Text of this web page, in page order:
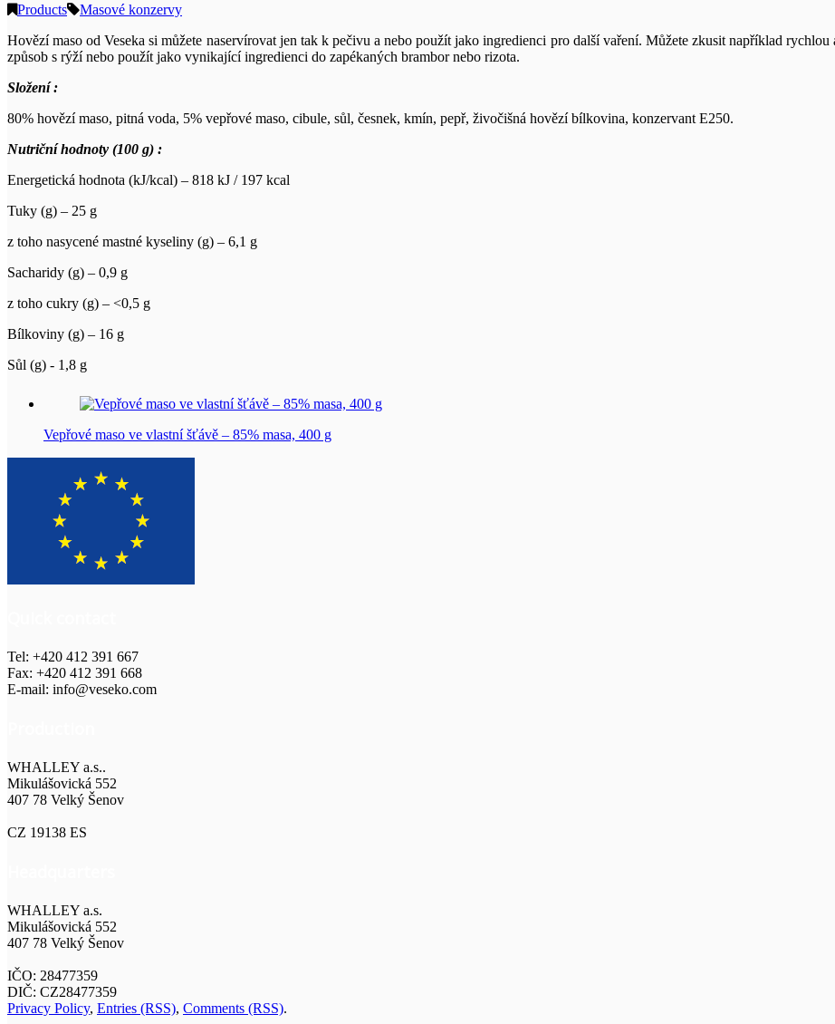
Products
Masové konzervy
Hovězí maso od Veseka si můžete naservírovat jen tak k pečivu a nebo použít jako ingredienci pro další vaření. Můžete zkusit například
způsob s rýží nebo použít jako vynikající ingredienci do zapékaných brambor nebo rizota.
Složení :
80% hovězí maso, pitná voda, 5% vepřové maso, cibule, sůl, česnek, kmín, pepř, živočišná hovězí bílkovina, konzervant E250.
Nutriční hodnoty (100 g) :
Energetická hodnota (kJ/kcal) – 818 kJ / 197 kcal
Tuky (g) – 25 g
z toho nasycené mastné kyseliny (g) – 6,1 g
Sacharidy (g) – 0,9 g
z toho cukry (g) – <0,5 g
Bílkoviny (g) – 16 g
Sůl (g) - 1,8 g
Vepřové maso ve vlastní šťávě – 85% masa, 400 g
Tel: +420 412 391 667
Fax: +420 412 391 668
E-mail: info@veseko.com
WHALLEY a.s..
Mikulášovická 552
407 78 Velký Šenov
CZ 19138 ES
WHALLEY a.s.
Mikulášovická 552
407 78 Velký Šenov
IČO: 28477359
DIČ: CZ28477359
Privacy Policy, Entries (RSS), Comments (RSS).